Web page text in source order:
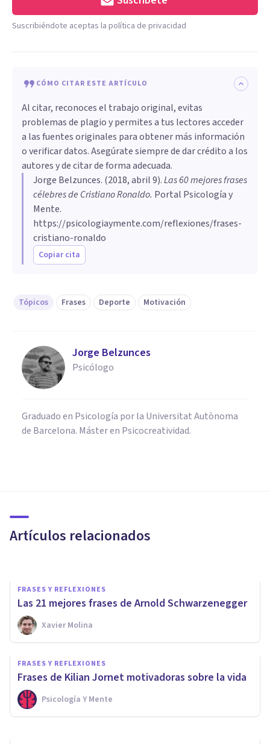
Suscribiéndote aceptas la política de privacidad
CÓMO CITAR ESTE ARTÍCULO
Al citar, reconoces el trabajo original, evitas
problemas de plagio y permites a tus lectores acceder
a las fuentes originales para obtener más información
o verificar datos. Asegúrate siempre de dar crédito a los
autores y de citar de forma adecuada.
Jorge Belzunces. (2018, abril 9).Las 60 mejores frases
célebres de Cristiano Ronaldo. Portal Psicología y
Mente.
https://psicologiaymente.com/reflexiones/frases-
cristiano-ronaldo
Copiar cita
Tópicos Frases Deporte Motivación
Jorge Belzunces
Psicólogo
Graduado en Psicología por la Universitat Autònoma
de Barcelona. Máster en Psicocreatividad.
Artículos relacionados
de Michael Jordan
FRASES Y REFLEXIONES
Las 21 mejores frases de Arnold Schwarzenegger
Xavier Molina
FRASES Y REFLEXIONES
Frases de Kilian Jornet motivadoras sobre la vida
Psicología Y Mente
FRASES Y REFLEXIONES
140 frases deportivas para
hacer ejercicio con motivación
Arturo Torres